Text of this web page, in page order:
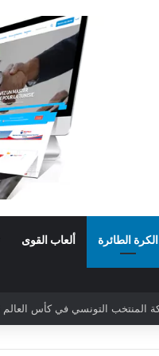
الكرة الطائرة ألعاب القوى